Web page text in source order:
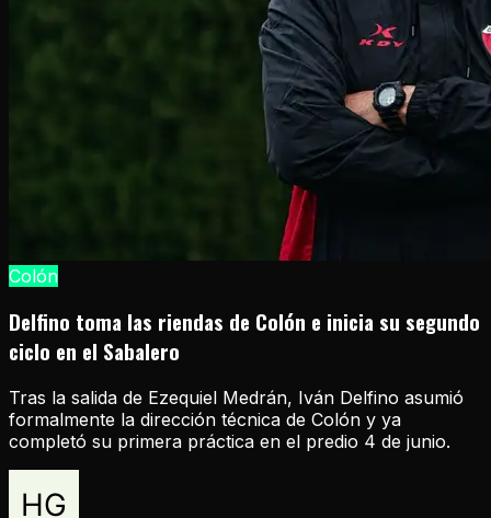
Colón
Delfino toma las riendas de Colón e inicia su segundo
ciclo en el Sabalero
Tras la salida de Ezequiel Medrán, Iván Delfino asumió
formalmente la dirección técnica de Colón y ya
completó su primera práctica en el predio 4 de junio.